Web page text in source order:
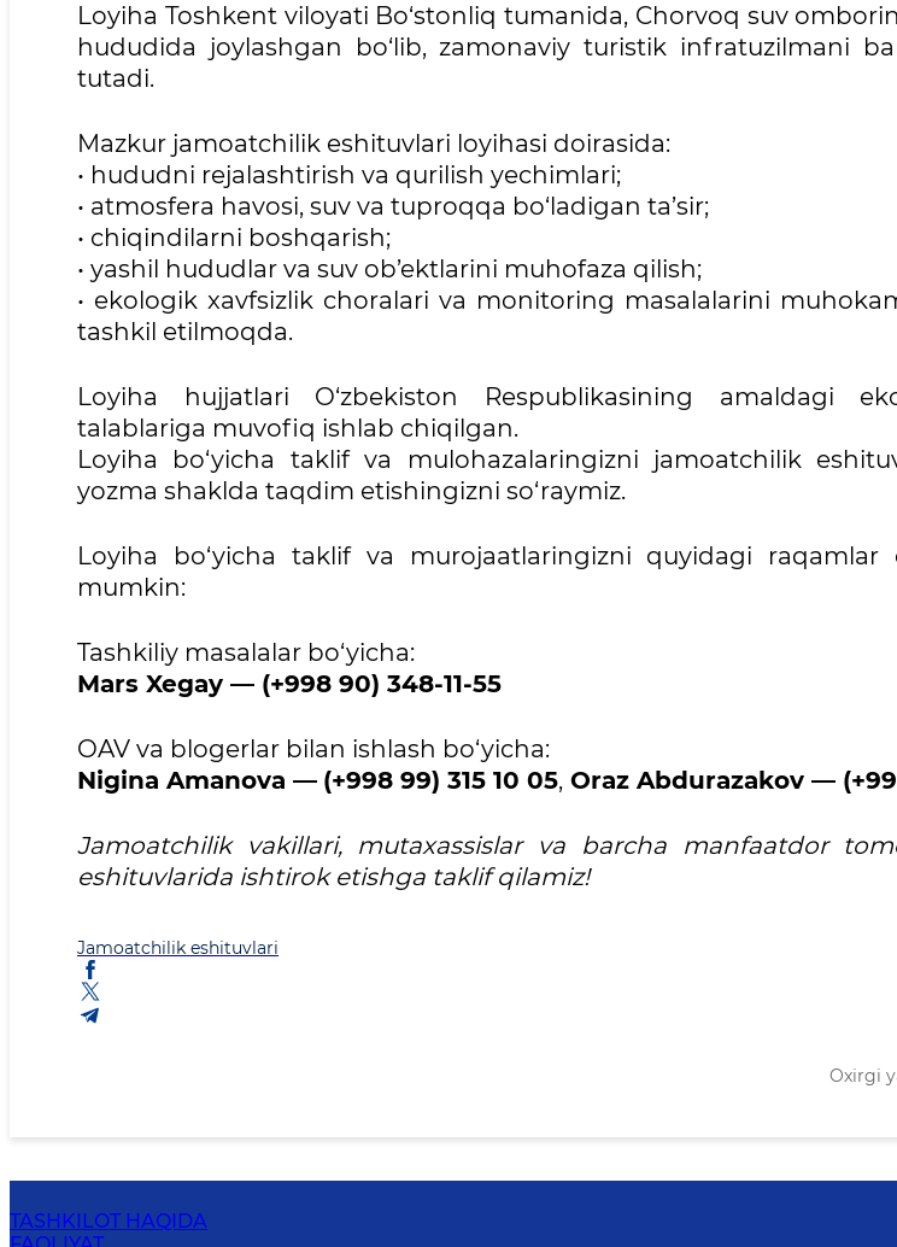
Loyiha Toshkent viloyati Bo‘stonliq tumanida, Chorvoq suv
hududida joylashgan bo‘lib, zamonaviy turistik infratuzilmani
tutadi.
Mazkur jamoatchilik eshituvlari loyihasi doirasida:
• hududni rejalashtirish va qurilish yechimlari;
• atmosfera havosi, suv va tuproqqa bo‘ladigan ta’sir;
• chiqindilarni boshqarish;
• yashil hududlar va suv ob’ektlarini muhofaza qilish;
• ekologik xavfsizlik choralari va monitoring masalalarini
tashkil etilmoqda.
Loyiha hujjatlari O‘zbekiston Respublikasining amaldagi
talablariga muvofiq ishlab chiqilgan.
Loyiha bo‘yicha taklif va mulohazalaringizni jamoatchilik
yozma shaklda taqdim etishingizni so‘raymiz.
Loyiha bo‘yicha taklif va murojaatlaringizni quyidagi raqamlar
mumkin:
Tashkiliy masalalar bo‘yicha:
Mars Xegay — (+998 90) 348-11-55
OAV va blogerlar bilan ishlash bo‘yicha:
Nigina Amanova — (+998 99) 315 10 05, Oraz Abdurazakov —
Jamoatchilik vakillari, mutaxassislar va barcha manfaatdor
eshituvlarida ishtirok etishga taklif qilamiz!
Jamoatchilik eshituvlari
Oxirgi
TASHKILOT HAQIDA